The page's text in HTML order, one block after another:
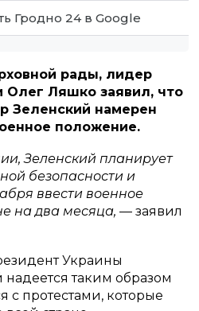
Гродно 24 в Google
рады, лидер
Олег Ляшко заявил, что
Зеленский намерен
положение.
Зеленский планирует
безопасности и
ввести военное
на два месяца,— заявил
Украины
таким образом
с протестами, которые